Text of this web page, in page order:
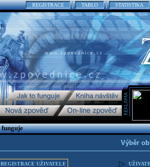
REGISTRACE TABLO STATISTIKA
Výběr
REGISTRACE UŽIVATELE